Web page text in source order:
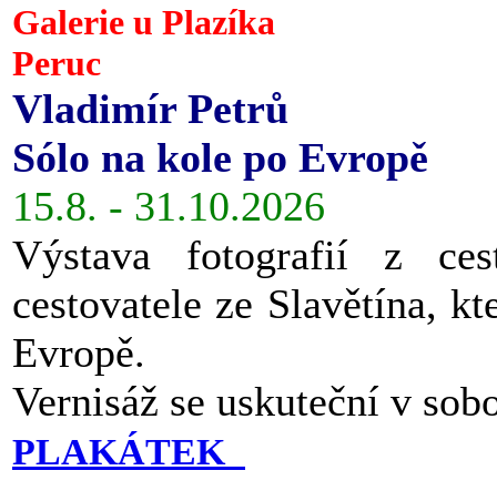
Galerie u Plazíka
Peruc
Vladimír Petrů
Sólo na kole po Evropě
15.8. - 31.10.2026
Výstava fotografií z
cestovatele ze Slavětína,
Evropě.
Vernisáž se uskuteční v
PLAKÁTEK